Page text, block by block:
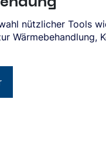
nützlicher Tools
Wärmebehandlung,